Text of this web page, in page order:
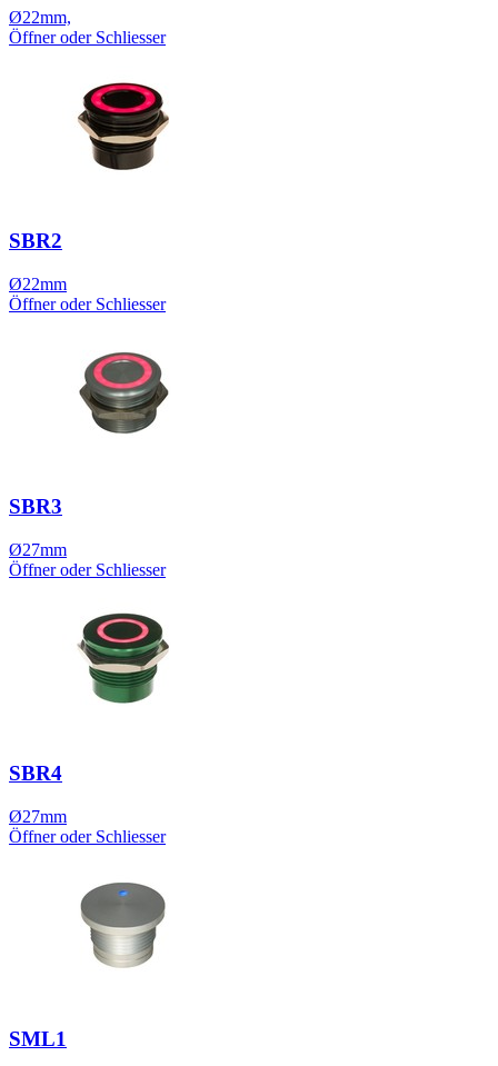
Ø22mm,
Öffner oder Schliesser
SBR2
Ø22mm
Öffner oder Schliesser
SBR3
Ø27mm
Öffner oder Schliesser
SBR4
Ø27mm
Öffner oder Schliesser
SML1